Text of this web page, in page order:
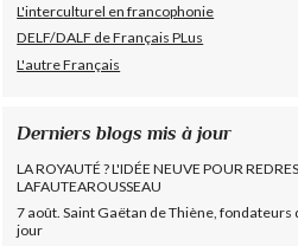
L'interculturel en francophonie
DELF/DALF de Français PLus
L'autre Français
Derniers blogs mis à jour
LA ROYAUTÉ ? L'IDÉE NEUVE POUR
LAFAUTEAROUSSEAU
7 août. Saint Gaëtan de Thiène, fondateurs
jour